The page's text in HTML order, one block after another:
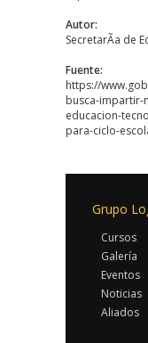
Autor:
SecretarÃ­a de
Fuente:
https://
busca-impartir-
educacion-
para-ciclo-
Grupo
Cursos
Galería
Eventos
Noticias
Aliados